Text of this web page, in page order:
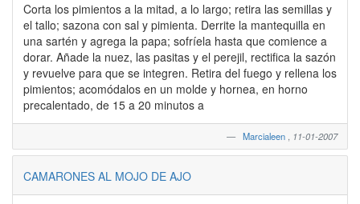
Corta los pimientos a la mitad, a lo largo; retira las semillas y
el tallo; sazona con sal y pimienta. Derrite la mantequilla en
una sartén y agrega la papa; sofríela hasta que comience a
dorar. Añade la nuez, las pasitas y el perejil, rectifica la sazón
y revuelve para que se integren. Retira del fuego y rellena los
pimientos; acomódalos en un molde y hornea, en horno
precalentado, de 15 a 20 minutos a
Marcialeen 11-01-2007
CAMARONES AL MOJO DE AJO